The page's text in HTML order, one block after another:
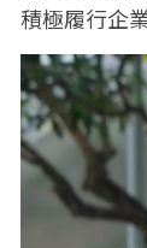
積極履行企